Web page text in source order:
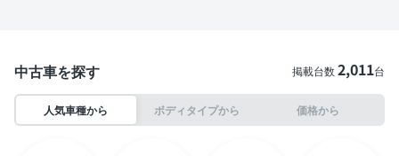
中古車を探す 掲載台数2,011台
人気車種から ボディタイプから 価格から